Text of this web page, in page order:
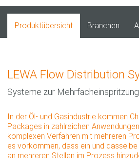
Produktübersicht Branchen
LEWA Flow Distribution
Systeme zur
In der Öl- und Gasindustrie kommen
Packages in zahlreichen
komplexen Verfahren mit mehreren
es vorkommen, dass ein und
an mehreren Stellen im Prozess